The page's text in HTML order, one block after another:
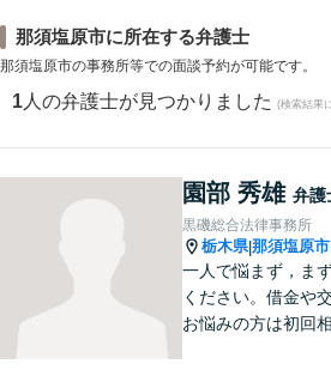
那須塩原市に所在する弁護士
那須塩原市の事務所等での面談予約が可能です。
1 人の弁護士が見つかりました (検索結果
園部 秀雄 弁護
黒磯総合法律事務所
栃木県|那須塩原市
一人で悩まず，ま
ください。借金や
お悩みの方は初回